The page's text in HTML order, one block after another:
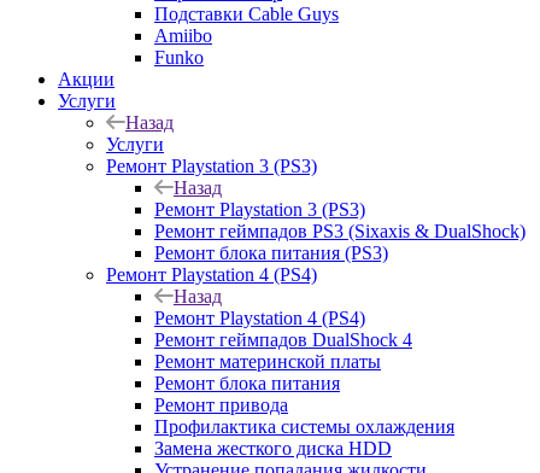
Подставки Cable Guys
Amiibo
Funko
Акции
Услуги
Назад
Услуги
Ремонт Playstation 3 (PS3)
Назад
Ремонт Playstation 3 (PS3)
Ремонт геймпадов PS3 (Sixaxis & DualShock)
Ремонт блока питания (PS3)
Ремонт Playstation 4 (PS4)
Назад
Ремонт Playstation 4 (PS4)
Ремонт геймпадов DualShock 4
Ремонт материнской платы
Ремонт блока питания
Ремонт привода
Профилактика системы охлаждения
Замена жесткого диска HDD